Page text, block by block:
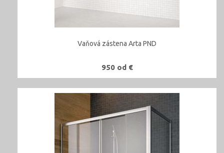
Vaňová zástena Arta PND
950 od €